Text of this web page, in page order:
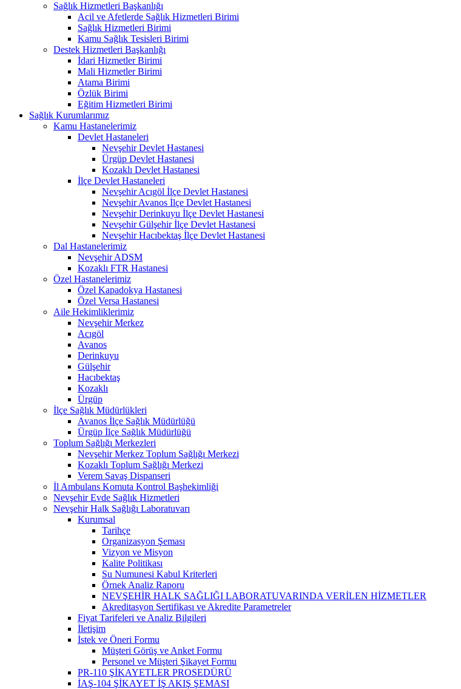
Sağlık Hizmetleri Başkanlığı
Acil ve Afetlerde Sağlık Hizmetleri Birimi
Sağlık Hizmetleri Birimi
Kamu Sağlık Tesisleri Birimi
Destek Hizmetleri Başkanlığı
İdari Hizmetler Birimi
Mali Hizmetler Birimi
Atama Birimi
Özlük Birimi
Eğitim Hizmetleri Birimi
Sağlık Kurumlarımız
Kamu Hastanelerimiz
Devlet Hastaneleri
Nevşehir Devlet Hastanesi
Ürgüp Devlet Hastanesi
Kozaklı Devlet Hastanesi
İlçe Devlet Hastaneleri
Nevşehir Acıgöl İlçe Devlet Hastanesi
Nevşehir Avanos İlçe Devlet Hastanesi
Nevşehir Derinkuyu İlçe Devlet Hastanesi
Nevşehir Gülşehir İlçe Devlet Hastanesi
Nevşehir Hacıbektaş İlçe Devlet Hastanesi
Dal Hastanelerimiz
Nevşehir ADSM
Kozaklı FTR Hastanesi
Özel Hastanelerimiz
Özel Kapadokya Hastanesi
Özel Versa Hastanesi
Aile Hekimliklerimiz
Nevşehir Merkez
Acıgöl
Avanos
Derinkuyu
Gülşehir
Hacıbektaş
Kozaklı
Ürgüp
İlçe Sağlık Müdürlükleri
Avanos İlçe Sağlık Müdürlüğü
Ürgüp İlçe Sağlık Müdürlüğü
Toplum Sağlığı Merkezleri
Nevşehir Merkez Toplum Sağlığı Merkezi
Kozaklı Toplum Sağlığı Merkezi
Verem Savaş Dispanseri
İl Ambulans Komuta Kontrol Başhekimliği
Nevşehir Evde Sağlık Hizmetleri
Nevşehir Halk Sağlığı Laboratuvarı
Kurumsal
Tarihçe
Organizasyon Şeması
Vizyon ve Misyon
Kalite Politikası
Su Numunesi Kabul Kriterleri
Örnek Analiz Raporu
NEVŞEHİR HALK SAĞLIĞI LABORATUVARINDA VERİLEN HİZMETLER
Akreditasyon Sertifikası ve Akredite Parametreler
Fiyat Tarifeleri ve Analiz Bilgileri
İletişim
İstek ve Öneri Formu
Müşteri Görüş ve Anket Formu
Personel ve Müşteri Şikayet Formu
PR-110 ŞİKAYETLER PROSEDÜRÜ
İAŞ-104 ŞİKAYET İŞ AKIŞ ŞEMASI